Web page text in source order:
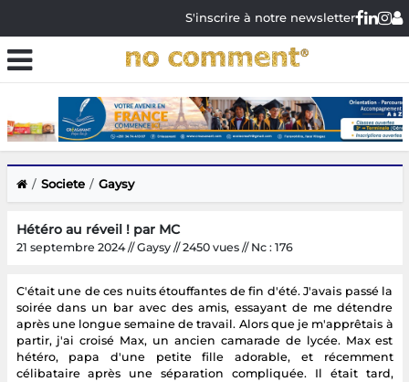
S'inscrire à notre newsletter
Societe Gaysy
Hétéro au réveil ! par MC
21 septembre 2024 // Gaysy // 2450 vues // Nc : 176
C'était une de ces nuits étouffantes de fin d'été. J'avais passé la
soirée dans un bar avec des amis, essayant de me détendre
après une longue semaine de travail. Alors que je m'apprêtais à
partir, j'ai croisé Max, un ancien camarade de lycée. Max est
hétéro, papa d'une petite fille adorable, et récemment
célibataire après une séparation compliquée. Il était tard,